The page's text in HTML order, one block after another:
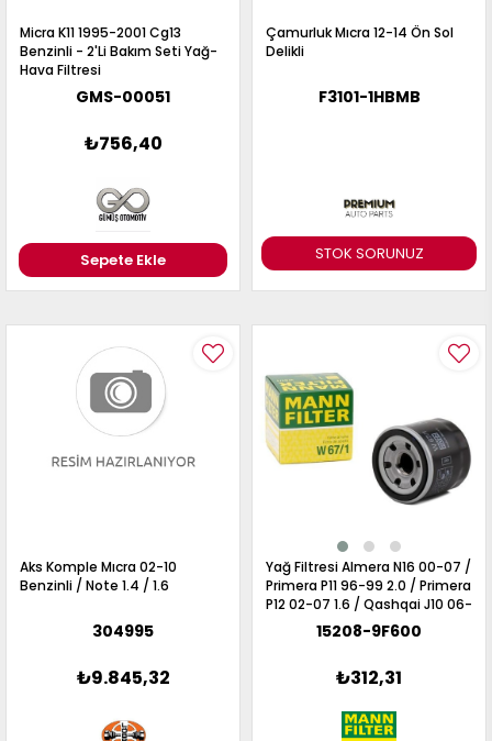
Micra K11 1995-2001 Cg13
Benzinli - 2'Li Bakım Seti Yağ-
Hava Filtresi
GMS-00051
₺756,40
Sepete Ekle STOK SORUNUZ
Çamurluk Mıcra 12-14 Ön Sol
Delikli
F3101-1HBMB
Aks Komple Mıcra 02-10
Benzinli / Note 1.4 / 1.6
304995
₺9.845,32
Yağ Filtresi Almera N16 00-07 /
Primera P11 96-99 2.0 / Primera
P12 02-07 1.6 / Qashqai J10 06-
13 1.6 / Juke F15 10-19 1.6 /
Benzinli Motorlar
15208-9F600
₺312,31